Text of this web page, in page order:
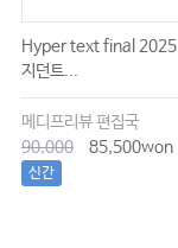
Hyper text final 2025
지던트...
메디프리뷰 편집국
90,000
85,500won
신간